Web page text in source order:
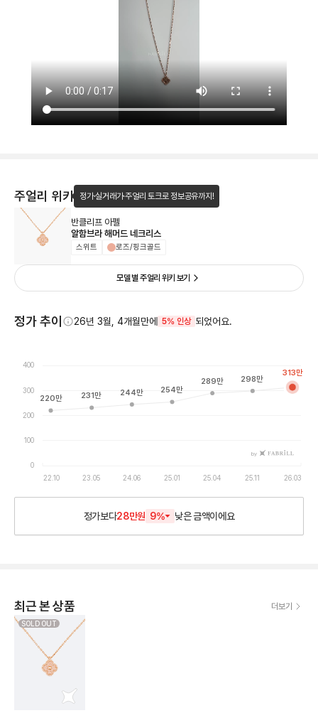
주얼리 위키 정가·실거래가·주얼리 토크로 정보공유까지!
반클리프 아펠
알함브라 해머드 네크리스
스위트 로즈/핑크골드
모델 별 주얼리 위키 보기
정가 추이 26년 3월, 4개월만에 5% 인상 되었어요.
0
100
200
300
400
22.10 23.05 24.06 25.01 25.04 25.11 26.03
by
220만 231만 244만 254만
289만 298만
313만
정가보다28만원 9% 낮은금액이에요
최근 본 상품 더보기
SOLD OUT